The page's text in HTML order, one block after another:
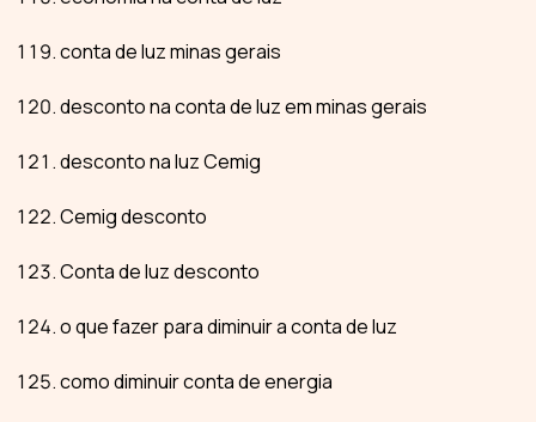
conta de luz minas gerais
desconto na conta de luz em minas gerais
desconto na luz Cemig
Cemig desconto
Conta de luz desconto
o que fazer para diminuir a conta de luz
como diminuir conta de energia